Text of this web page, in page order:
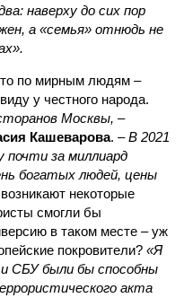
наверху до сих пор
а «семья» отнюдь не
по мирным людям –
у честного народа.
Москвы, –
Кашеварова. –В 2021
почти за миллиард
богатых людей, цены
некоторые
смогли бы
в таком месте – уж
покровители? «Я
СБУ были бы способны
акта